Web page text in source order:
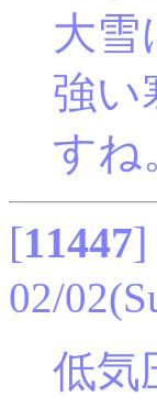
大雪
強い
すね
[11447]
02/
低気